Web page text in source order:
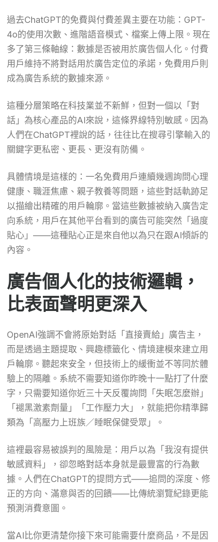
過去ChatGPT的免費與付費差異主要在功能：GPT-
4o的使用次數、進階語音模式、檔案上傳上限。現在
多了第三條軸線：數據是否被用於廣告個人化。付費
用戶維持不將對話用於廣告定位的承諾，免費用戶則
成為廣告系統的數據來源。
這種分層策略在科技業並不新鮮，但對一個以「對
話」為核心產品的AI來說，這條界線特別敏感。因為
人們在ChatGPT裡說的話，往往比在搜尋引擎輸入的
關鍵字更私密、更長、更沒有防備。
具體情境是這樣的：一名免費用戶連續幾週詢問心理
健康、職涯焦慮、親子教養等問題，這些對話軌跡足
以描繪出精確的用戶輪廓。當這些數據被納入廣告定
向系統，用戶在其他平台看到的廣告可能突然「過度
貼心」——這種貼心正是來自他以為只在跟AI傾訴的
內容。
廣告個人化的技術邏輯，
比表面聲明更深入
OpenAI強調不會將原始對話「直接賣給」廣告主，
而是透過主題提取、興趣標籤化、情境建模來建立用
戶輪廓。聽起來安全，但技術上的緩衝並不等同於體
驗上的隔離。系統不需要知道你昨晚十一點打了什麼
字，只需要知道你近三十天反覆詢問「失眠怎麼辦」
「褪黑激素劑量」「工作壓力大」，就能把你精準歸
類為「高壓力上班族／睡眠保健受眾」。
這裡最容易被誤判的風險是：用戶以為「我沒有提供
敏感資料」，卻忽略對話本身就是最豐富的行為數
據。人們在ChatGPT的提問方式——追問的深度、修
正的方向、滿意與否的回饋——比傳統瀏覽紀錄更能
預測消費意圖。
當AI比你更清楚你接下來可能需要什麼商品，不是因